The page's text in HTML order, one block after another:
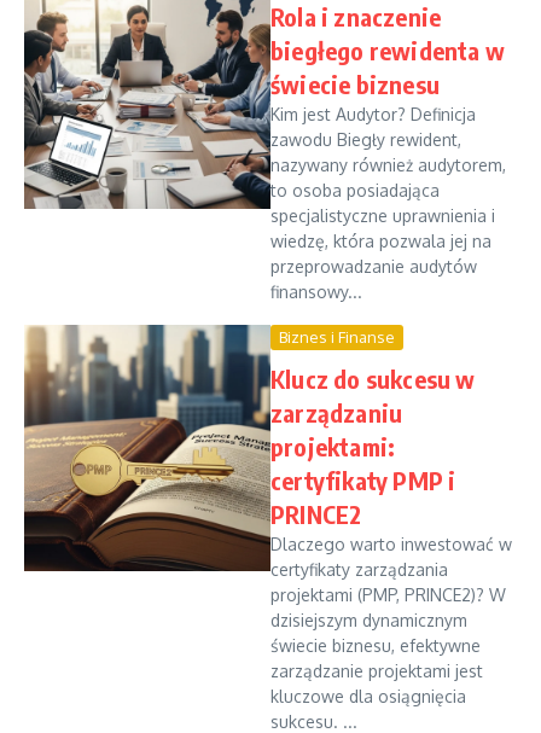
Rola i znaczenie
biegłego rewidenta w
świecie biznesu
Kim jest Audytor? Definicja
zawodu Biegły rewident,
nazywany również audytorem,
to osoba posiadająca
specjalistyczne uprawnienia i
wiedzę, która pozwala jej na
przeprowadzanie audytów
finansowy...
Biznes i Finanse
Klucz do sukcesu w
zarządzaniu
projektami:
certyfikaty PMP i
PRINCE2
Dlaczego warto inwestować w
certyfikaty zarządzania
projektami (PMP, PRINCE2)? W
dzisiejszym dynamicznym
świecie biznesu, efektywne
zarządzanie projektami jest
kluczowe dla osiągnięcia
sukcesu. ...